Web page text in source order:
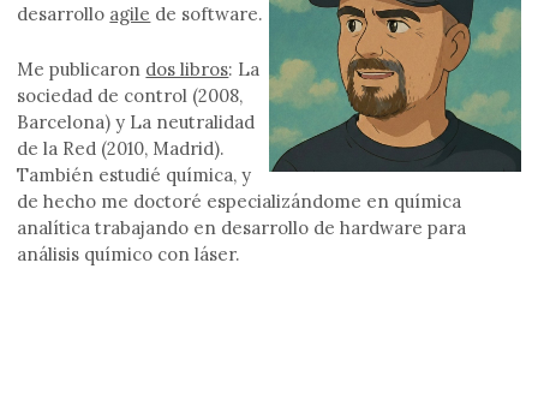
desarrollo agile de software.
Me publicaron dos libros: La
sociedad de control (2008,
Barcelona) y La neutralidad
de la Red (2010, Madrid).
También estudié química, y
de hecho me doctoré especializándome en química
analítica trabajando en desarrollo de hardware para
análisis químico con láser.